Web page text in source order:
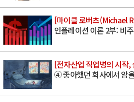
[마이클 로버츠(Michael
인플레이션 이론 2부: 비
[전자산업 직업병의 시작
④ 좋아했던 회사에서 암